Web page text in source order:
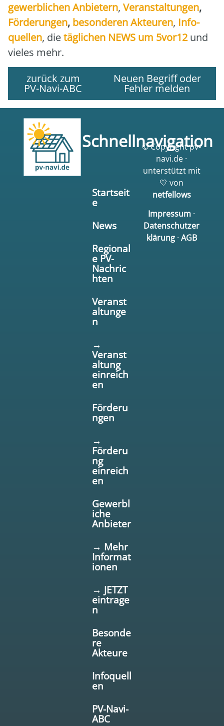
gewerb­li­chen Anbie­tern, Ver­an­stal­tun­gen,
För­de­run­gen, beson­de­ren Akteu­ren, Info­
quel­len, dietäg­li­chen NEWS um 5vor12und
vie­les mehr.
zurück zum
PV-Navi-ABC
Neuen Begriff oder
Fehler melden
Schnellnavigation
Startseit
e
News
Regional
e PV-
Nachric
hten
Veranst
altunge
n
→
Veranst
altung
einreich
en
Förderu
ngen
→
Förderu
ng
einreich
en
Gewerbl
iche
Anbieter
→ Mehr
Informat
ionen
→ JETZT
eintrage
n
Besonde
re
Akteure
Infoquell
en
PV-Navi-
ABC
© Copyright pv-
navi.de ·
unterstützt mit
💛 von
netfellows
Impressum ·
Datenschutzer
klärung· AGB